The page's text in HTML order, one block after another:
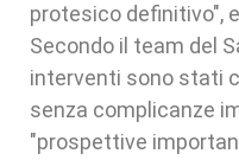
protesico definitivo",
Secondo il team del
interventi sono stati
senza complicanze
"prospettive